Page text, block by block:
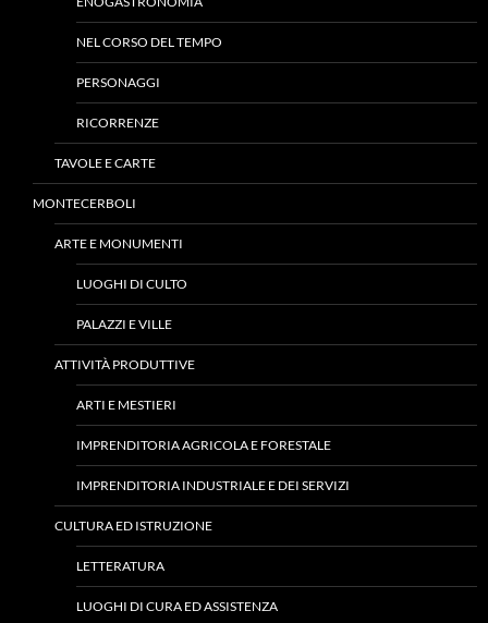
NEL CORSO DEL TEMPO
PERSONAGGI
RICORRENZE
TAVOLE E CARTE
MONTECERBOLI
ARTE E MONUMENTI
LUOGHI DI CULTO
PALAZZI E VILLE
ATTIVITÀ PRODUTTIVE
ARTI E MESTIERI
IMPRENDITORIA AGRICOLA E FORESTALE
IMPRENDITORIA INDUSTRIALE E DEI SERVIZI
CULTURA ED ISTRUZIONE
LETTERATURA
LUOGHI DI CURA ED ASSISTENZA